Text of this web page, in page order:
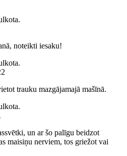
noteikti iesaku!
trauku mazgājamajā mašīnā.
un ar šo palīgu beidzot
maisiņu nerviem, tos griežot vai